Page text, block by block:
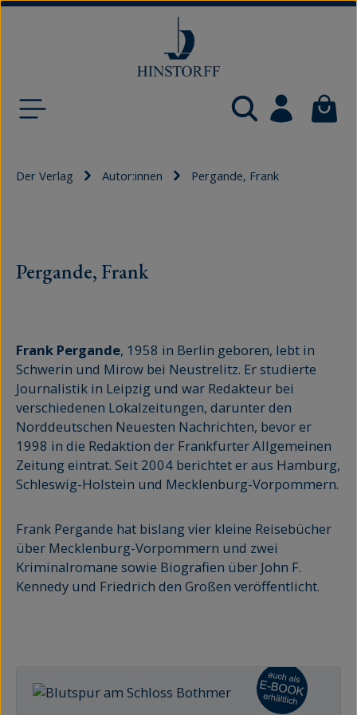
Der Verlag Autor:innen Pergande, Frank
Pergande, Frank
Frank Pergande, 1958 in Berlin geboren, lebt in
Schwerin und Mirow bei Neustrelitz. Er studierte
Journalistik in Leipzig und war Redakteur bei
verschiedenen Lokalzeitungen, darunter den
Norddeutschen Neuesten Nachrichten, bevor er
1998 in die Redaktion der Frankfurter Allgemeinen
Zeitung eintrat. Seit 2004 berichtet er aus Hamburg,
Schleswig-Holstein und Mecklenburg-Vorpommern.
Frank Pergande hat bislang vier kleine Reisebücher
über Mecklenburg-Vorpommern und zwei
Kriminalromane sowie Biografien über John F.
Kennedy und Friedrich den Großen veröffentlicht.